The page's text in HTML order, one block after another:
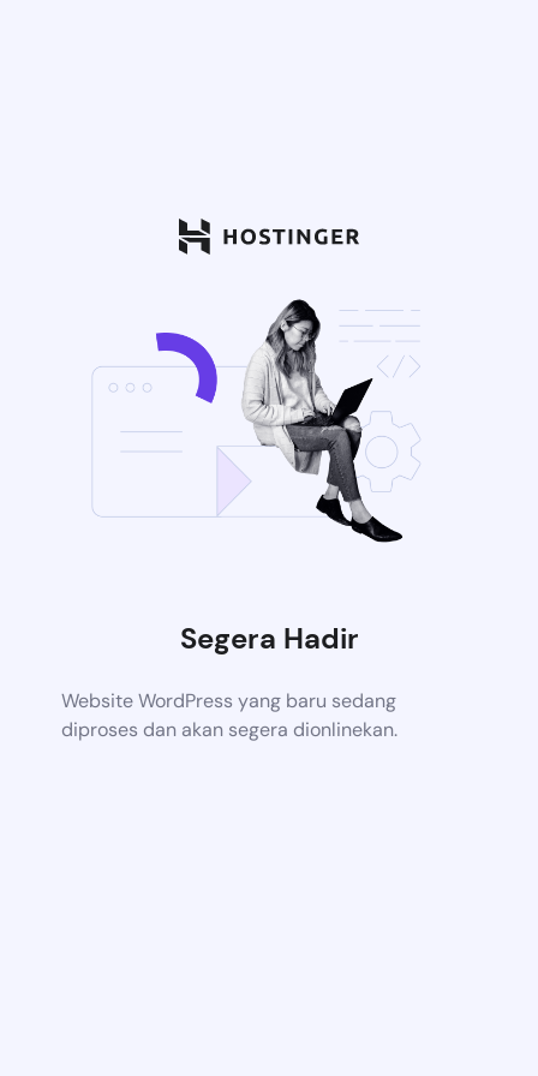
Segera Hadir
Website WordPress yang baru sedang
diproses dan akan segera dionlinekan.